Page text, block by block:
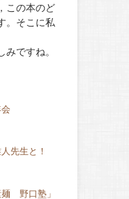
この本のど
。そこに私
ですね。
先生と！
麺 野口塾」